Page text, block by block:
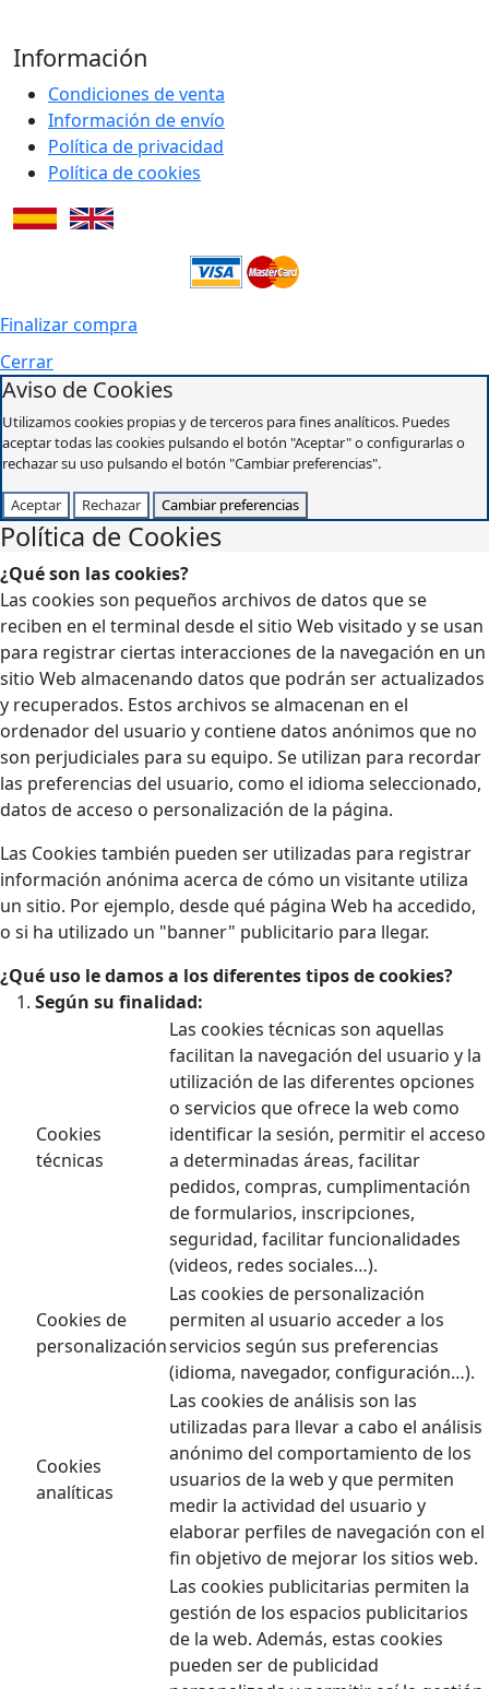
Información
Condiciones de venta
Información de envío
Política de privacidad
Política de cookies
Finalizar compra
Cerrar
Aviso de Cookies
Utilizamos cookies propias y de terceros para fines analíticos. Puedes
aceptar todas las cookies pulsando el botón "Aceptar" o configurarlas o
rechazar su uso pulsando el botón "Cambiar preferencias".
Aceptar Rechazar Cambiar preferencias
Política de Cookies
¿Qué son las cookies?
Las cookies son pequeños archivos de datos que se
reciben en el terminal desde el sitio Web visitado y se usan
para registrar ciertas interacciones de la navegación en un
sitio Web almacenando datos que podrán ser actualizados
y recuperados. Estos archivos se almacenan en el
ordenador del usuario y contiene datos anónimos que no
son perjudiciales para su equipo. Se utilizan para recordar
las preferencias del usuario, como el idioma seleccionado,
datos de acceso o personalización de la página.
Las Cookies también pueden ser utilizadas para registrar
información anónima acerca de cómo un visitante utiliza
un sitio. Por ejemplo, desde qué página Web ha accedido,
o si ha utilizado un "banner" publicitario para llegar.
¿Qué uso le damos a los diferentes tipos de cookies?
Según su finalidad:
Cookies
técnicas
Las cookies técnicas son aquellas
facilitan la navegación del usuario y la
utilización de las diferentes opciones
o servicios que ofrece la web como
identificar la sesión, permitir el acceso
a determinadas áreas, facilitar
pedidos, compras, cumplimentación
de formularios, inscripciones,
seguridad, facilitar funcionalidades
(videos, redes sociales…).
Cookies de
personalización
Las cookies de personalización
permiten al usuario acceder a los
servicios según sus preferencias
(idioma, navegador, configuración…).
Cookies
analíticas
Las cookies de análisis son las
utilizadas para llevar a cabo el análisis
anónimo del comportamiento de los
usuarios de la web y que permiten
medir la actividad del usuario y
elaborar perfiles de navegación con el
fin objetivo de mejorar los sitios web.
Las cookies publicitarias permiten la
gestión de los espacios publicitarios
de la web. Además, estas cookies
pueden ser de publicidad